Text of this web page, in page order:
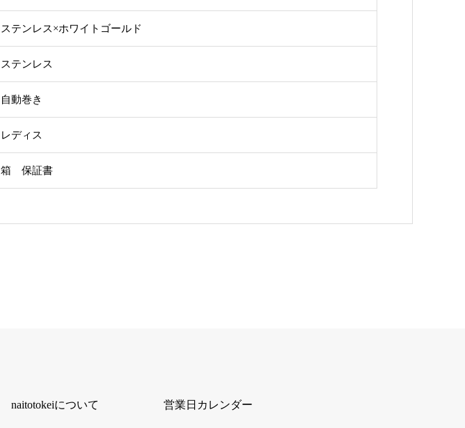
ステンレス×ホワイトゴールド
ステンレス
自動巻き
レディス
箱 保証書
naitotokeiについて 営業日カレンダー